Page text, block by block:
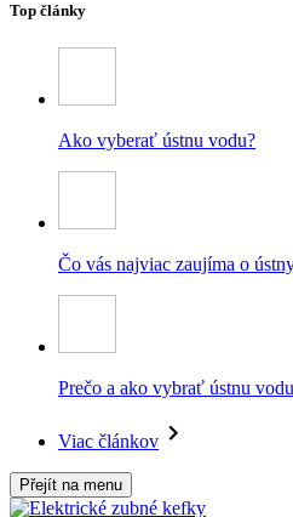
Top články
Ako vyberať ústnu vodu?
Čo vás najviac zaujíma o
Prečo a ako vybrať ústnu
Viac článkov
Přejít na menu